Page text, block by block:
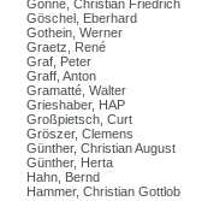
Gonne, Christian Friedrich
Göschel, Eberhard
Gothein, Werner
Graetz, René
Graf, Peter
Graff, Anton
Gramatté, Walter
Grieshaber, HAP
Großpietsch, Curt
Gröszer, Clemens
Günther, Christian August
Günther, Herta
Hahn, Bernd
Hammer, Christian Gottlob